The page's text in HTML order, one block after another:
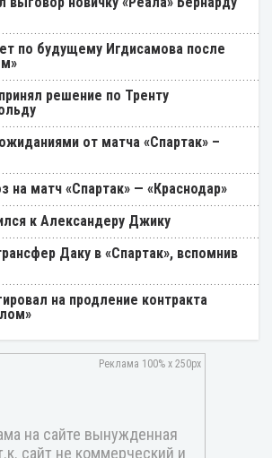
по будущему Игдисамова после
решение по Тренту
от матча «Спартак» –
на матч «Спартак» — «Краснодар»
к Александеру Джику
Даку в «Спартак», вспомнив
на продление контракта